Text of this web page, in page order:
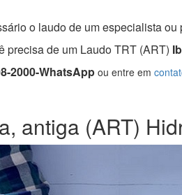
o laudo de um especialista
precisa de um Laudo TRT (ART)
2000-WhatsAppou entre em
antiga (ART)